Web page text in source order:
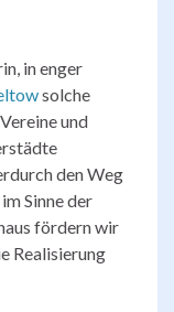
in enger
solche
und
den Weg
Sinne der
fördern wir
Realisierung